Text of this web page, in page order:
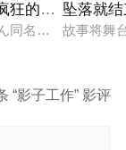
星球，某日遭到
狂的邻居～
同名原作，故事以
坠落就
故事将舞
“影子工作” 影评